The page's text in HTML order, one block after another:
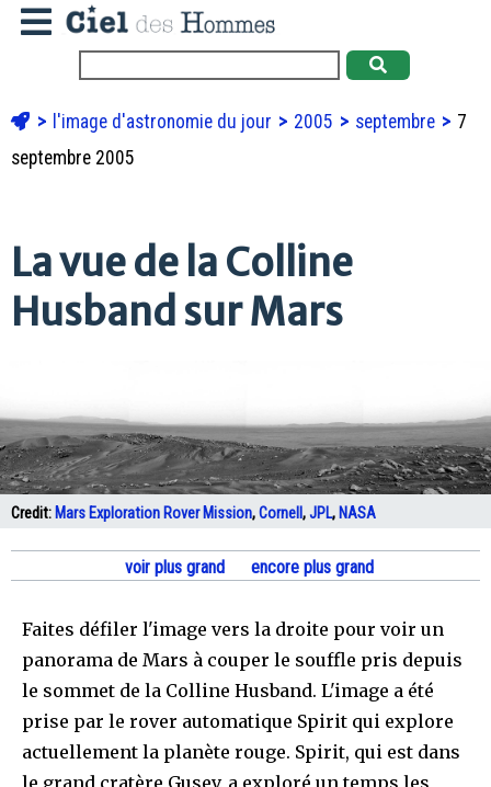
l'image d'astronomie du jour 2005 septembre
7
septembre 2005
La vue de la Colline
Husband sur Mars
Credit:Mars Exploration Rover Mission,Cornell,JPL,NASA
voir plus grand encore plus grand
Faites défiler l'image vers la droite pour voir un
panorama de Mars à couper le souffle pris depuis
le sommet de la Colline Husband. L'image a été
prise par le rover automatique Spirit qui explore
actuellement la planète rouge. Spirit, qui est dans